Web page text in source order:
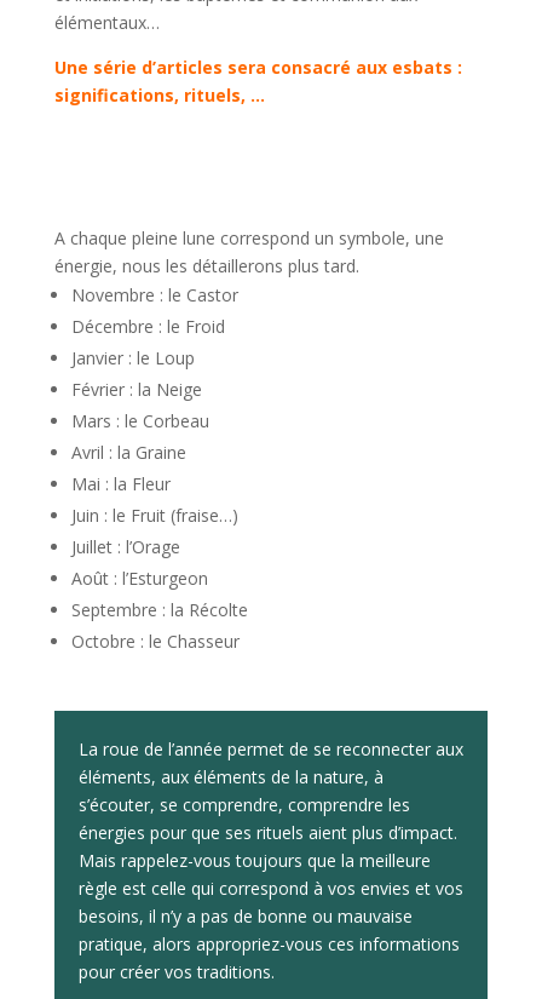
élémentaux…
Une série d’articles sera consacré aux esbats :
significations, rituels, …
A chaque pleine lune correspond un symbole, une
énergie, nous les détaillerons plus tard.
Novembre : le Castor
Décembre : le Froid
Janvier : le Loup
Février : la Neige
Mars : le Corbeau
Avril : la Graine
Mai : la Fleur
Juin : le Fruit (fraise…)
Juillet : l’Orage
Août : l’Esturgeon
Septembre : la Récolte
Octobre : le Chasseur
La roue de l’année permet de se reconnecter aux
éléments, aux éléments de la nature, à
s’écouter, se comprendre, comprendre les
énergies pour que ses rituels aient plus d’impact.
Mais rappelez-vous toujours que la meilleure
règle est celle qui correspond à vos envies et vos
besoins, il n’y a pas de bonne ou mauvaise
pratique, alors appropriez-vous ces informations
pour créer vos traditions.